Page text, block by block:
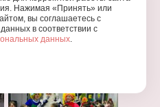
Нажимая «Принять» или
вы соглашаетесь с
в соответствии с
данных.